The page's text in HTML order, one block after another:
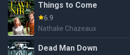
Things to Come
6.9
Nathalie Chazeaux
Dead Man Down